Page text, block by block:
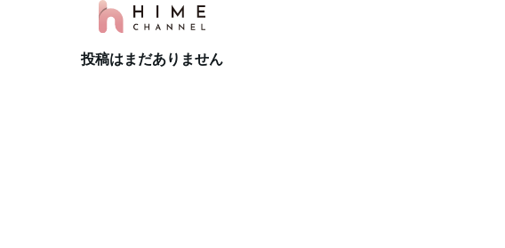
投稿はまだありません